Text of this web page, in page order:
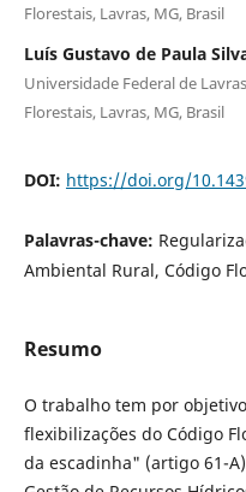
Florestais, Lavras, MG, Brasil
Luís Gustavo de Paula
Universidade Federal de
Florestais, Lavras, MG, Brasil
DOI: https://doi.org/
Palavras-chave:
Ambiental Rural, Código
Resumo
O trabalho tem por
flexibilizações do Código
da escadinha" (artigo 61-